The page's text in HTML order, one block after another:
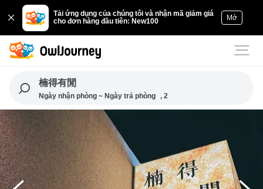
Tải ứng dụng của chúng tôi và nhận mã giảm giá
cho đơn hàng đầu tiên: New100
Mở
楠得有閒
Ngày nhận phòng ~ Ngày trả phòng , 2